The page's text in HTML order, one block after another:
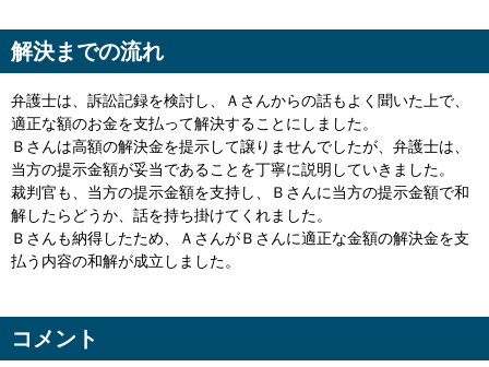
解決までの流れ
弁護士は、訴訟記録を検討し、Ａさんからの話もよく聞いた上で、
適正な額のお金を支払って解決することにしました。
Ｂさんは高額の解決金を提示して譲りませんでしたが、弁護士は、
当方の提示金額が妥当であることを丁寧に説明していきました。
裁判官も、当方の提示金額を支持し、Ｂさんに当方の提示金額で和
解したらどうか、話を持ち掛けてくれました。
Ｂさんも納得したため、ＡさんがＢさんに適正な金額の解決金を支
払う内容の和解が成立しました。
コメント